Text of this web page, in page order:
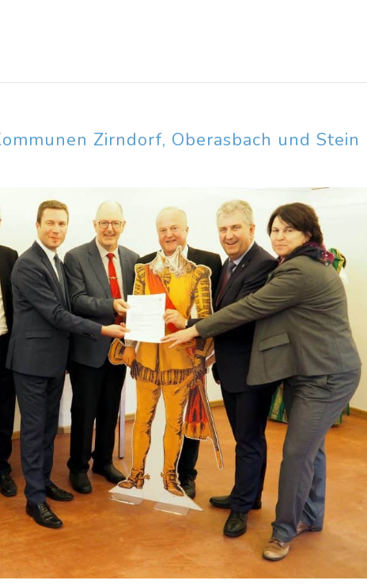
Zirndorf, Oberasbach und Stein